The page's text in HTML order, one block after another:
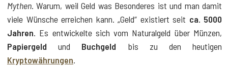
Mythen. Warum, weil Geld was Besonderes ist und man damit
viele Wünsche erreichen kann. „Geld“ existiert seit ca. 5000
Jahren. Es entwickelte sich vom Naturalgeld über Münzen,
Papiergeld und Buchgeld bis zu den heutigen
Kryptowährungen.